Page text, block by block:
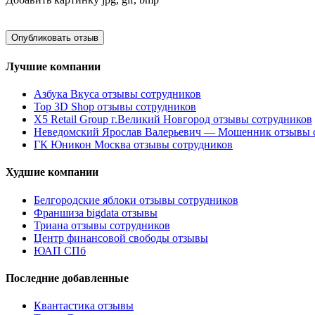
Лучшие компании
Азбука Вкуса отзывы сотрудников
Top 3D Shop отзывы сотрудников
X5 Retail Group г.Великий Новгород отзывы сотрудников
Неведомский Ярослав Валерьевич — Мошенник отзывы
ГК Юникон Москва отзывы сотрудников
Худшие компании
Белгородские яблоки отзывы сотрудников
Франшиза bigdata отзывы
Триана отзывы сотрудников
Центр финансовой свободы отзывы
ЮАП СПб
Последние добавленные
Квантастика отзывы